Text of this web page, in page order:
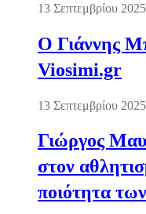
13 Σεπτεμβρίου 2025
Ο Γιάννης
Viosimi.gr
13 Σεπτεμβρίου 2025
Γιώργος
στον
ποιότητα